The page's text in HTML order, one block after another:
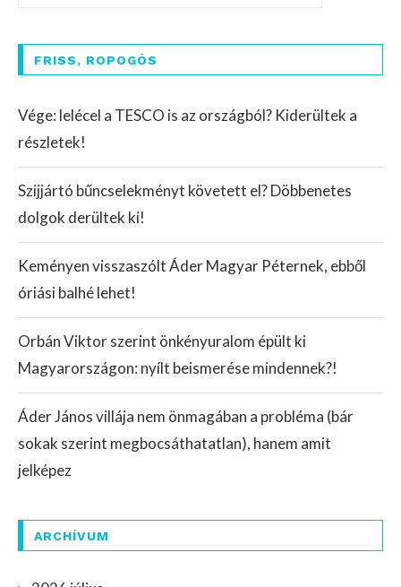
FRISS, ROPOGÓS
Vége: lelécel a TESCO is az országból? Kiderültek a
részletek!
Szijjártó bűncselekményt követett el? Döbbenetes
dolgok derültek ki!
Keményen visszaszólt Áder Magyar Péternek, ebből
óriási balhé lehet!
Orbán Viktor szerint önkényuralom épült ki
Magyarországon: nyílt beismerése mindennek?!
Áder János villája nem önmagában a probléma (bár
sokak szerint megbocsáthatatlan), hanem amit
jelképez
ARCHÍVUM